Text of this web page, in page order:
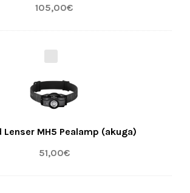
M
6
N
E
C
105,00€
L
E
E
N
E
M
5
Lenser MH5 Pealamp (akuga)
51,00€